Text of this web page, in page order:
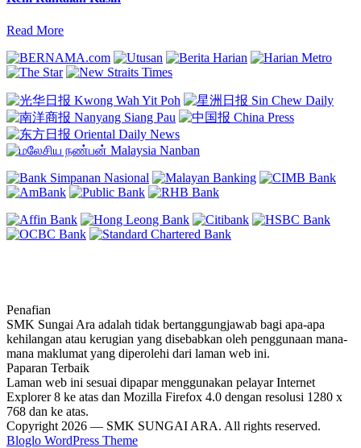
Read More
Penafian
SMK Sungai Ara adalah tidak bertanggungjawab bagi apa-apa
kehilangan atau kerugian yang disebabkan oleh penggunaan mana-
mana maklumat yang diperolehi dari laman web ini.
Paparan Terbaik
Laman web ini sesuai dipapar menggunakan pelayar Internet
Explorer 8 ke atas dan Mozilla Firefox 4.0 dengan resolusi 1280 x
768 dan ke atas.
Copyright 2026 — SMK SUNGAI ARA. All rights reserved.
Bloglo WordPress Theme